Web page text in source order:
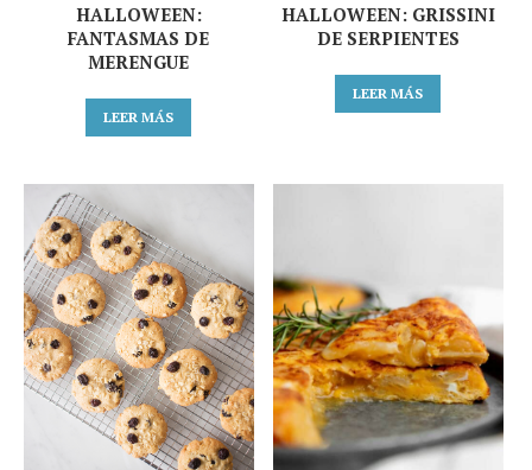
HALLOWEEN:
FANTASMAS DE
MERENGUE
LEER MÁS
HALLOWEEN: GRISSINI
DE SERPIENTES
LEER MÁS